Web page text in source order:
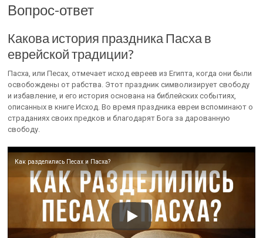
Вопрос-ответ
Какова история праздника Пасха в
еврейской традиции?
Пасха, или Песах, отмечает исход евреев из Египта, когда они были
освобождены от рабства. Этот праздник символизирует свободу
и избавление, и его история основана на библейских событиях,
описанных в книге Исход. Во время праздника евреи вспоминают о
страданиях своих предков и благодарят Бога за дарованную
свободу.
Как разделились Песах и Пасха?